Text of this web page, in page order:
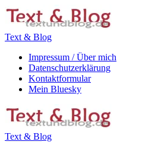
Zum
Inhalt
Text & Blog
Impressum / Über mich
Datenschutzerklärung
Kontaktformular
Mein Bluesky
Text & Blog